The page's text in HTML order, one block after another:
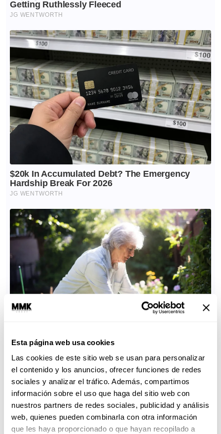
Esta página web usa cookies
Las cookies de este sitio web se usan para personalizar
el contenido y los anuncios, ofrecer funciones de redes
sociales y analizar el tráfico. Además, compartimos
información sobre el uso que haga del sitio web con
nuestros partners de redes sociales, publicidad y análisis
web, quienes pueden combinarla con otra información
que les haya proporcionado o que hayan recopilado a